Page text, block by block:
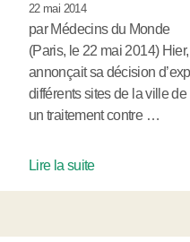
22 mai 2014
par Médecins du Monde
(Paris, le 22 mai 2014)
annonçait sa décision
différents sites de la ville
un traitement contre …
Lire la suite